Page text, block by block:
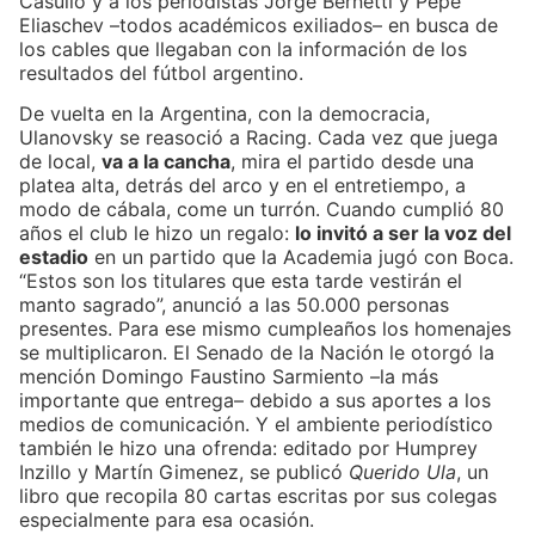
Eliaschev –todos académicos exiliados– en busca de
los cables que llegaban con la información de los
resultados del fútbol argentino.
De vuelta en la Argentina, con la democracia,
Ulanovsky se reasoció a Racing. Cada vez que juega
de local, va a la cancha, mira el partido desde una
platea alta, detrás del arco y en el entretiempo, a
modo de cábala, come un turrón. Cuando cumplió 80
años el club le hizo un regalo: lo invitó a ser la voz del
estadio en un partido que la Academia jugó con Boca.
“Estos son los titulares que esta tarde vestirán el
manto sagrado”, anunció a las 50.000 personas
presentes. Para ese mismo cumpleaños los homenajes
se multiplicaron. El Senado de la Nación le otorgó la
mención Domingo Faustino Sarmiento –la más
importante que entrega– debido a sus aportes a los
medios de comunicación. Y el ambiente periodístico
también le hizo una ofrenda: editado por Humprey
Inzillo y Martín Gimenez, se publicó Querido Ula, un
libro que recopila 80 cartas escritas por sus colegas
especialmente para esa ocasión.